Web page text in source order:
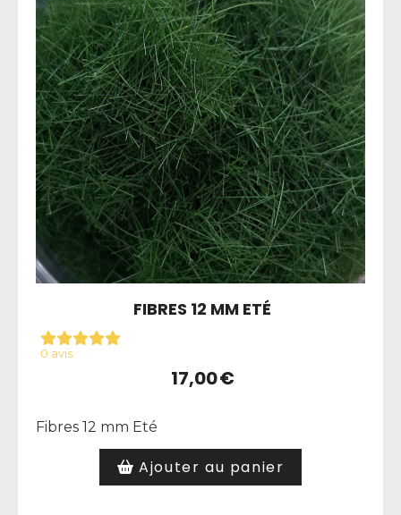
FIBRES 12 MM ETÉ
0 avis
17,00€
Fibres 12 mm Eté
Ajouter au panier